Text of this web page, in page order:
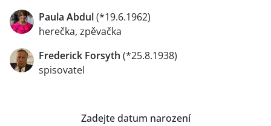
Paula Abdul(*19.6.1962)
herečka, zpěvačka
Frederick Forsyth (*25.8.1938)
spisovatel
Zadejte datum narození